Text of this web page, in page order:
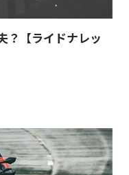
？【ライドナレッ